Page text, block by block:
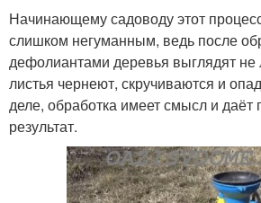
Начинающему садоводу этот
слишком негуманным, ведь после
дефолиантами деревья выглядят
листья чернеют, скручиваются и
деле, обработка имеет смысл и даёт
результат.